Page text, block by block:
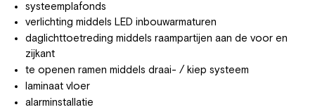
systeemplafonds
verlichting middels LED inbouwarmaturen
daglichttoetreding middels raampartijen aan de voor en
zijkant
te openen ramen middels draai- / kiep systeem
laminaat vloer
alarminstallatie